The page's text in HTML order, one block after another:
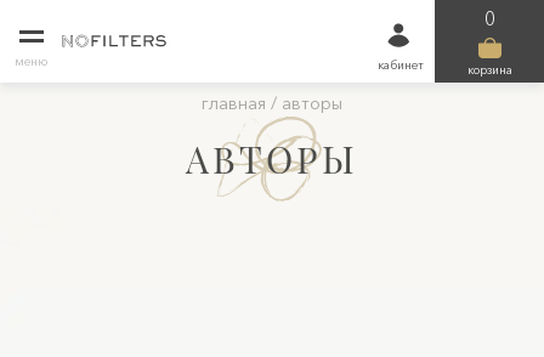
меню кабинет
0
корзина
главная / авторы
АВТОРЫ